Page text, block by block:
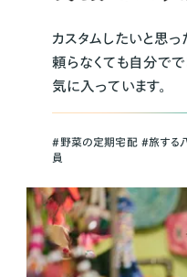
カスタムしたいと思っ
頼らなくても自分でで
気に入っています。
＃野菜の定期宅配 ＃旅する
員